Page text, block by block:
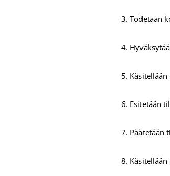
3. Todetaan
4.
5.
6. Esitetään
7. Päätetään
8.